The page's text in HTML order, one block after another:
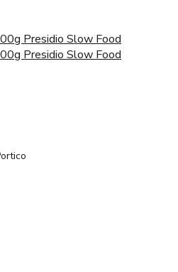
Presidio Slow Food
Presidio Slow Food